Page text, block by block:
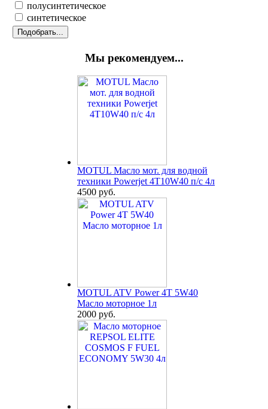
полусинтетическое
синтетическое
Мы рекомендуем...
MOTUL Масло мот. для водной
техники Powerjet 4T10W40 п/с 4л
4500 руб.
MOTUL ATV Power 4T 5W40
Масло моторное 1л
2000 руб.